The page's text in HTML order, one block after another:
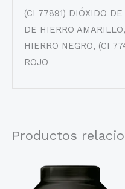
(CI 77891) DIÓXIDO
DE HIERRO
HIERRO NEGRO, (CI
ROJO
Productos